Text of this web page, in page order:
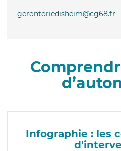
gerontoriedisheim@cg68.fr
Infographie : les